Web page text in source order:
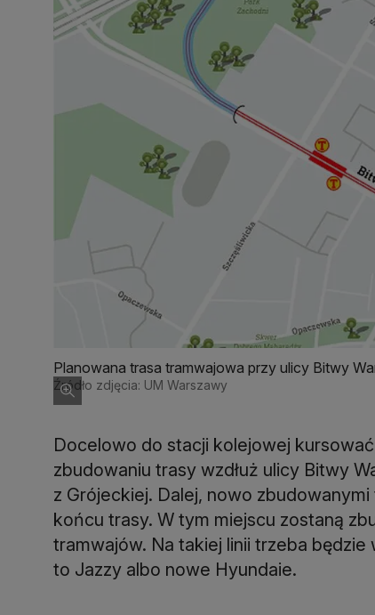
Planowana trasa tramwajowa przy ulicy Bitwy
Źródło zdjęcia: UM Warszawy
Docelowo do stacji kolejowej
zbudowaniu trasy wzdłuż ulicy Bitwy
z Grójeckiej. Dalej, nowo
końcu trasy. W tym miejscu zostaną
tramwajów. Na takiej linii trzeba
to Jazzy albo nowe Hyundaie.